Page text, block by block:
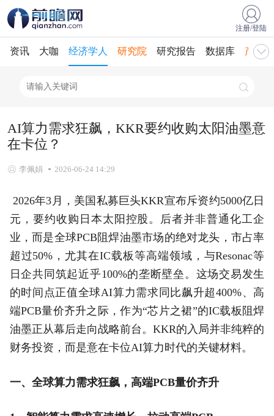
注册/登陆
资讯 大咖 经济学人 研究院 研究报告 数据库 产业
AI算力需求狂飙，KKR要约收购太阳油墨意
在卡位？
李佩娟 2026-06-24 14:29
2026年3月，美国私募巨头KKR宣布斥资约5000亿日
元，要约收购日本太阳控股。后者并非普通化工企
业，而是全球PCB阻焊油墨市场的绝对龙头，市占率
超过50%，尤其在IC载板等高端领域，与Resonac等
日企共同筑起近乎100%的垄断壁垒。这场交易发生
的时间点正值全球AI算力需求同比飙升超400%、高
端PCB量价齐升之际，作为“芯片之裙”的IC载板阻焊
油墨正从幕后走向战略前台。KKR的入局并非纯粹的
财务投资，而是意在卡位AI算力时代的关键材料。
一、全球算力需求狂飙，高端PCB量价齐升